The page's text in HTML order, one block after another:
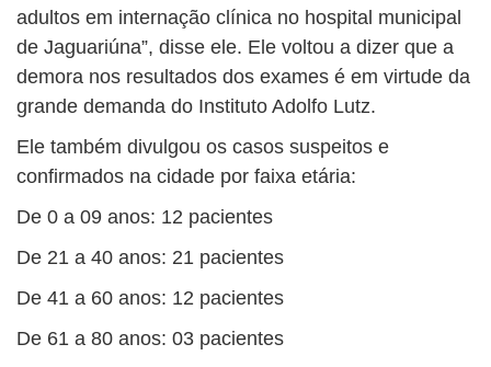
adultos em internação clínica no hospital municipal
de Jaguariúna”, disse ele. Ele voltou a dizer que a
demora nos resultados dos exames é em virtude da
grande demanda do Instituto Adolfo Lutz.
Ele também divulgou os casos suspeitos e
confirmados na cidade por faixa etária:
De 0 a 09 anos: 12 pacientes
De 21 a 40 anos: 21 pacientes
De 41 a 60 anos: 12 pacientes
De 61 a 80 anos: 03 pacientes